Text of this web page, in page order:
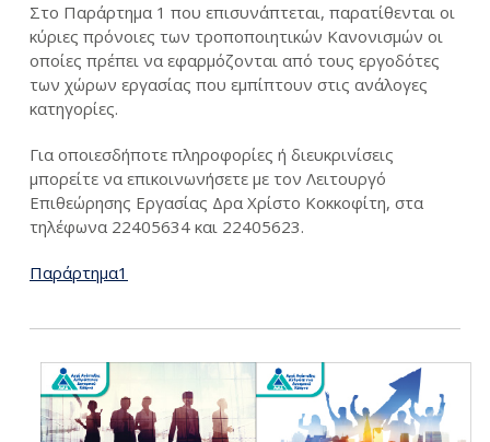
Στο Παράρτημα 1 που επισυνάπτεται, παρατίθενται οι
κύριες πρόνοιες των τροποποιητικών Κανονισμών οι
οποίες πρέπει να εφαρμόζονται από τους εργοδότες
των χώρων εργασίας που εμπίπτουν στις ανάλογες
κατηγορίες.
Για οποιεσδήποτε πληροφορίες ή διευκρινίσεις
μπορείτε να επικοινωνήσετε με τον Λειτουργό
Επιθεώρησης Εργασίας Δρα Χρίστο Κοκκοφίτη, στα
τηλέφωνα 22405634 και 22405623.
Παράρτημα1